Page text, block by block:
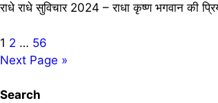
राधे राधे सुविचार 2024 – राधा कृष्ण भगवान
Posts
pagination
1 2 … 56
Next Page »
Search